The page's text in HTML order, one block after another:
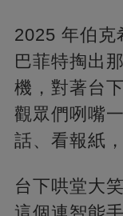
2025 年伯克
巴菲特掏出
機，對著台
觀眾們咧嘴
話、看報紙
台下哄堂大